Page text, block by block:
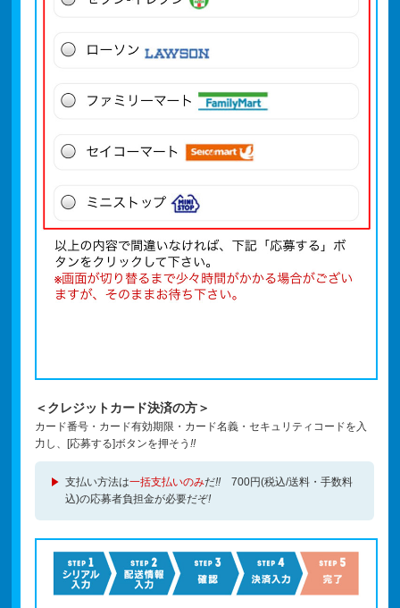
＜クレジットカード決済の方＞
カード番号・カード有効期限・カード名義・セキュリティコードを入
力し、[応募する]ボタンを押そう !!
支払い方法は一括支払いのみだ!!700円(税込/送料・手数料
込)の応募者負担金が必要だぞ!